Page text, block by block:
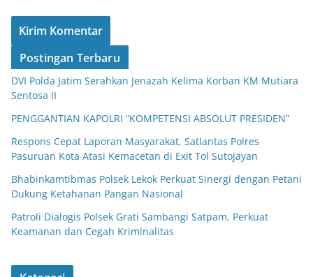
Postingan Terbaru
DVI Polda Jatim Serahkan Jenazah Kelima Korban KM Mutiara
Sentosa II
PENGGANTIAN KAPOLRI “KOMPETENSI ABSOLUT PRESIDEN”
Respons Cepat Laporan Masyarakat, Satlantas Polres
Pasuruan Kota Atasi Kemacetan di Exit Tol Sutojayan
Bhabinkamtibmas Polsek Lekok Perkuat Sinergi dengan Petani
Dukung Ketahanan Pangan Nasional
Patroli Dialogis Polsek Grati Sambangi Satpam, Perkuat
Keamanan dan Cegah Kriminalitas